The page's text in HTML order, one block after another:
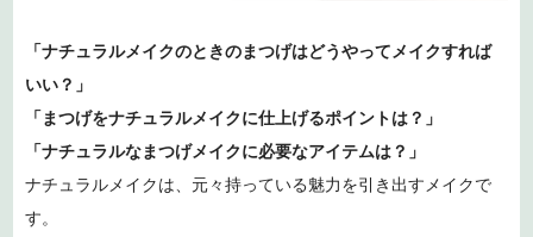
「ナチュラルメイクのときのまつげはどうやってメイクすれば
いい？」
「まつげをナチュラルメイクに仕上げるポイントは？」
「ナチュラルなまつげメイクに必要なアイテムは？」
ナチュラルメイクは、元々持っている魅力を引き出すメイクで
す。